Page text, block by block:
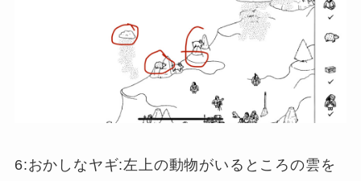
6:おかしなヤギ:左上の動物がいるところの雲を